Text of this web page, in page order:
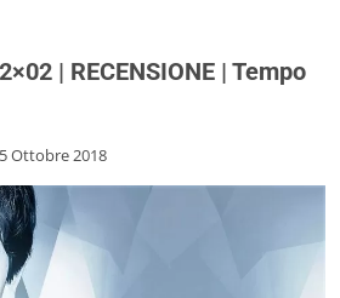
| RECENSIONE | Tempo
5 Ottobre 2018